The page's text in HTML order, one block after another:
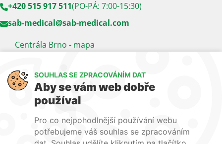
+420 515 917 511(PO-PÁ: 7:00-15:30)
sab-medical@sab-medical.com
Centrála Brno - mapa
Sledujte nás
LinkedIn Facebook
Naše další weby:
SOUHLAS SE ZPRACOVÁNÍM DAT
Aby se vám web dobře
používal
Pro co nejpohodlnější používání webu
potřebujeme váš souhlas se zpracováním